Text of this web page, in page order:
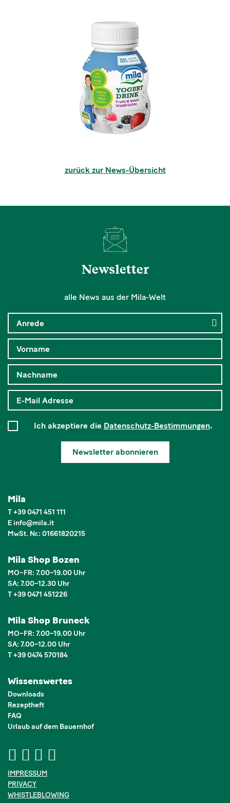
zurück zur News-Übersicht
Newsletter
alle News aus der Mila-Welt
Ich akzeptiere die Datenschutz-Bestimmungen.
Newsletter abonnieren
Mila
T+39 0471 451 111
E info@mila.it
MwSt. Nr.: 01661820215
Mila Shop Bozen
MO–FR: 7.00–19.00 Uhr
SA: 7.00–12.30 Uhr
T +39 0471 451226
Mila Shop Bruneck
MO–FR: 7.00–19.00 Uhr
SA: 7.00–12.00 Uhr
T +39 0474 570184
Wissenswertes
Downloads
Rezeptheft
FAQ
Urlaub auf dem Bauernhof
IMPRESSUM
PRIVACY
WHISTLEBLOWING